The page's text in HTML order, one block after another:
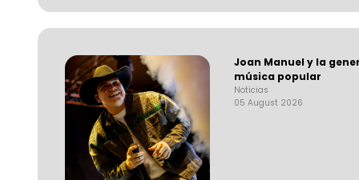
Joan Manuel y la
música popular
Noticias
05 August 2026